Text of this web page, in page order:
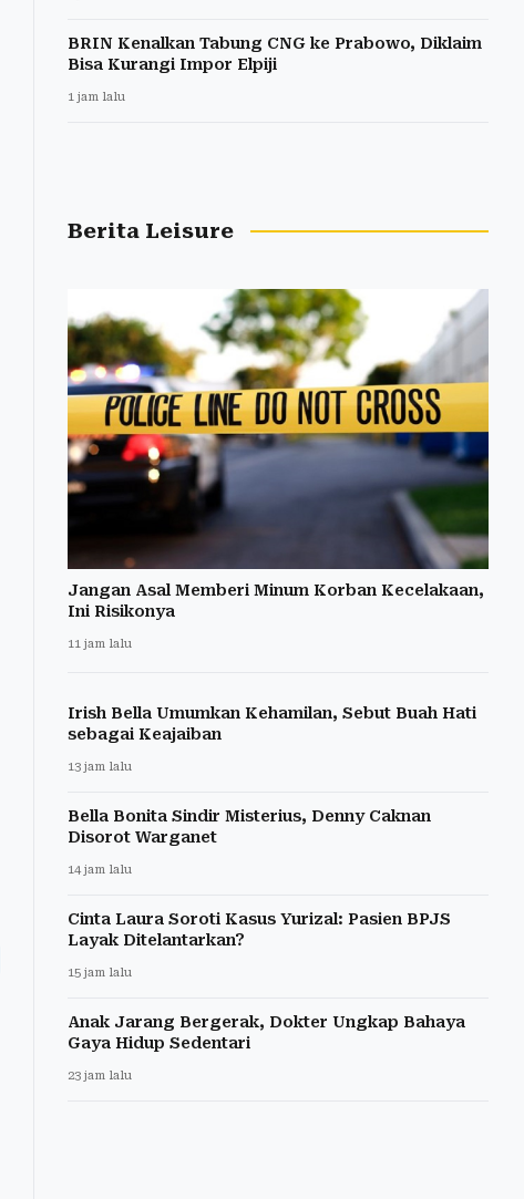
BRIN Kenalkan Tabung CNG ke Prabowo, Diklaim
Bisa Kurangi Impor Elpiji
1 jam lalu
Berita Leisure
Jangan Asal Memberi Minum Korban Kecelakaan,
Ini Risikonya
11 jam lalu
Irish Bella Umumkan Kehamilan, Sebut Buah Hati
sebagai Keajaiban
13 jam lalu
Bella Bonita Sindir Misterius, Denny Caknan
Disorot Warganet
14 jam lalu
Cinta Laura Soroti Kasus Yurizal: Pasien BPJS
Layak Ditelantarkan?
15 jam lalu
Anak Jarang Bergerak, Dokter Ungkap Bahaya
Gaya Hidup Sedentari
23 jam lalu